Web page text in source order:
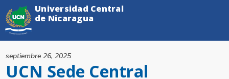
UCN Sede Central
septiembre 26, 2025
Universidad Central
de Nicaragua